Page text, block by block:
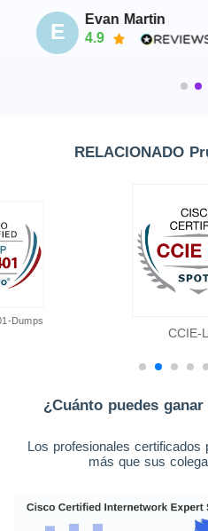
E
Evan Martin
4.9
RELACIONADO
Dumps
CCIE-
¿Cuánto puedes
Los profesionales certificados
más que sus